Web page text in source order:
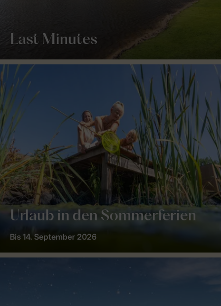
Last Minutes
Urlaub in den Sommerferien
Bis 14. September 2026